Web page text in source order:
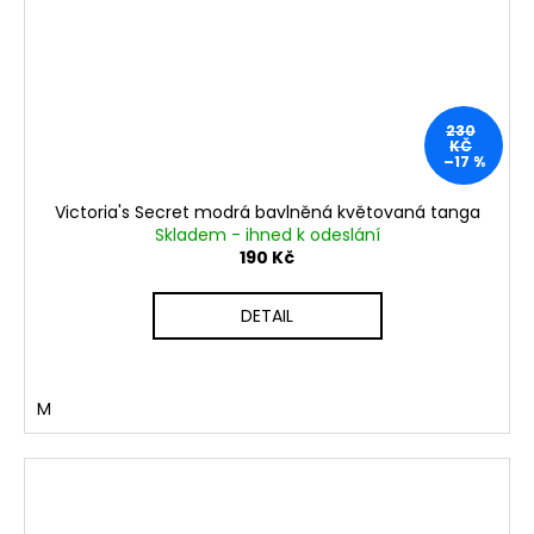
230
KČ
–17 %
Victoria's Secret modrá bavlněná květovaná tanga
Skladem - ihned k odeslání
190 Kč
DETAIL
M